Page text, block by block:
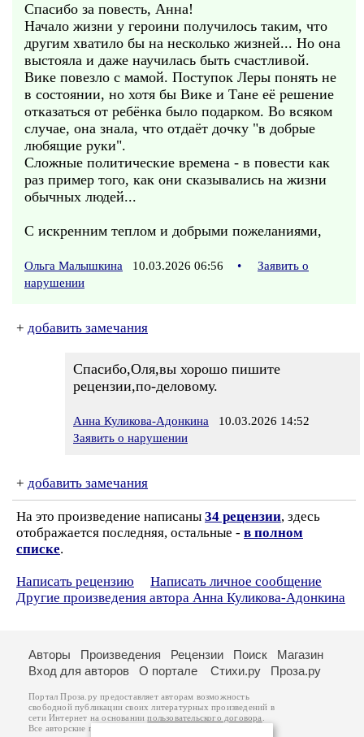
Спасибо за повесть, Анна!
Начало жизни у героини получилось таким, что
другим хватило бы на несколько жизней... Но она
выстояла и даже научилась быть счастливой.
Вике повезло с мамой. Поступок Леры понять не
в состоянии, но хотя бы Вике и Тане её решение
отказаться от ребёнка было подарком. Во всяком
случае, она знала, что отдаёт дочку "в добрые
любящие руки".
Сложные политические времена - в повести как
раз пример того, как они сказывались на жизни
обычных людей...
С искренним теплом и добрыми пожеланиями,
Ольга Малышкина 10.03.2026 06:56 •
Заявить о
нарушении
+ добавить замечания
Спасибо,Оля,вы хорошо пишите
рецензии,по-деловому.
Анна Куликова-Адонкина 10.03.2026 14:52
Заявить о нарушении
+ добавить замечания
На это произведение написаны 34 рецензии, здесь
отображается последняя, остальные - в полном
списке.
Написать рецензию
Написать личное сообщение
Другие произведения автора Анна Куликова-Адонкина
Авторы Произведения Рецензии Поиск
Магазин
Вход для авторов
О портале Стихи.ру Проза.ру
Портал Проза.ру предоставляет авторам возможность
свободной публикации своих литературных произведений в
сети Интернет на основаниипользовательского договора
Все авторские права на произведения принадлежат авторам